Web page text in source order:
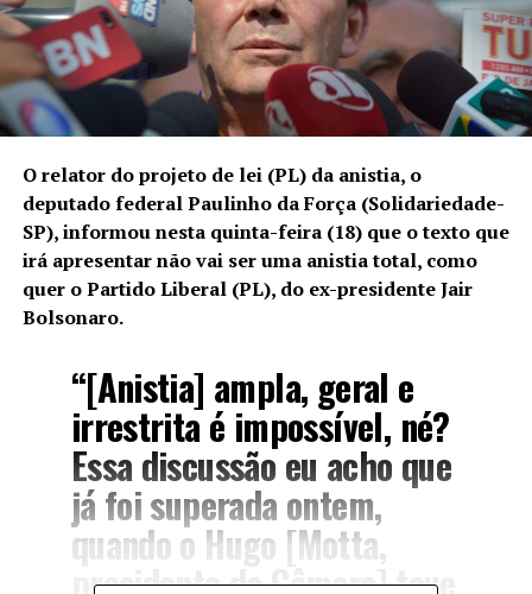
O relator do projeto de lei (PL) da anistia, o
deputado federal Paulinho da Força (Solidariedade-
SP), informou nesta quinta-feira (18) que o texto que
irá apresentar não vai ser uma anistia total, como
quer o Partido Liberal (PL), do ex-presidente Jair
Bolsonaro.
“[Anistia] ampla, geral e
irrestrita é impossível, né?
Essa discussão eu acho que
já foi superada ontem,
quando o Hugo [Motta,
presidente da Câmara] teve